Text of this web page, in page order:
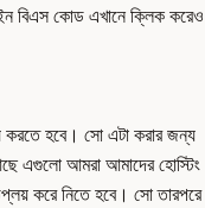
ইন বিএস কোড এখানে ক্লিক করেও
হবে। সো এটা করার জন্য
এগুলো আমরা আমাদের হোস্টিং
করে নিতে হবে। সো তারপরে